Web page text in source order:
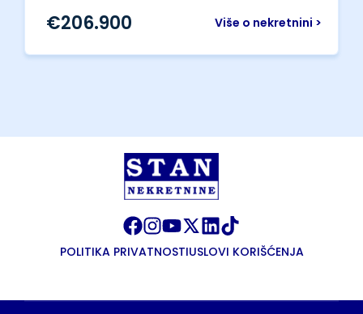
Više o nekretnini >
€206.900
POLITIKA PRIVATNOSTIUSLOVI KORIŠĆENJA